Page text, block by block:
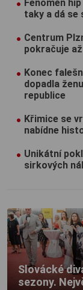
Fenomén
taky a dá se
Centrum
pokračuje
Konec
dopadla
republice
Křimice se
nabídne
Unikátní
sirkových
Slovácké
sezony.